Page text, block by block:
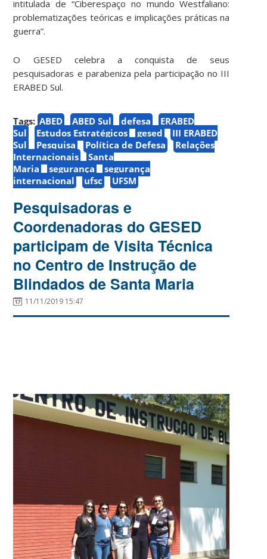
intitulada de “Ciberespaço no mundo Westfaliano:
problematizações teóricas e implicações práticas na
guerra”.
O GESED celebra a conquista de seus
pesquisadoras e parabeniza pela participação no III
ERABED Sul.
Tags: ABED ABED Sul defesa
ERABED
Sul
Estudos Estratégicos gesed
III ERABED
Sul
Pesquisa Política de Defesa
Relações
Internacionais
Santa
Maria
segurança
segurança
internacional
ufsc UFSM
Pesquisadoras e
Coordenadoras do GESED
participam de Visita Técnica
no Centro de Instrução de
Blindados de Santa Maria
11/11/2019 15:47